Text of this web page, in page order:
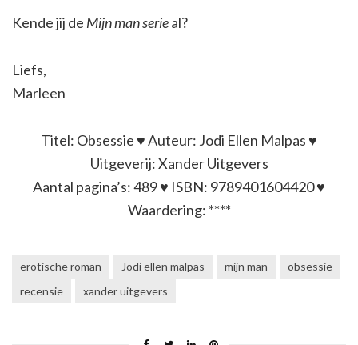
Kende jij de Mijn man serieal?
Liefs,
Marleen
Titel: Obsessie ♥ Auteur: Jodi Ellen Malpas ♥
Uitgeverij: Xander Uitgevers
Aantal pagina’s: 489 ♥ ISBN: 9789401604420 ♥
Waardering: ****
erotische roman Jodi ellen malpas mijn man
obsessie
recensie
xander uitgevers